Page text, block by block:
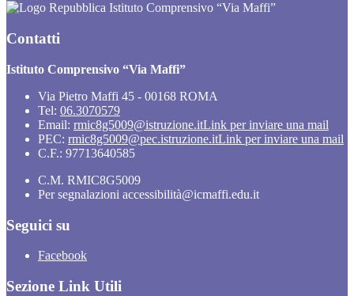
Istituto Comprensivo “Via Maffi”
Contatti
Istituto Comprensivo “Via Maffi”
Via Pietro Maffi 45 - 00168 ROMA
Tel: 06.3070579
Email: rmic8g5009@istruzione.itLink per inviare una mail
PEC: rmic8g5009@pec.istruzione.itLink per inviare una mail
C.F.: 97713640585
C.M. RMIC8G5009
Per segnalazioni accessibilità@icmaffi.edu.it
Seguici su
Facebook
Sezione Link Utili